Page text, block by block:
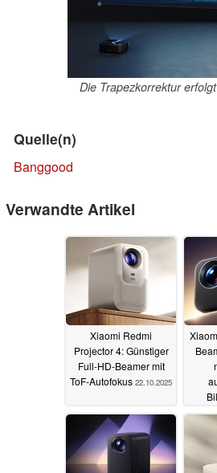
Die Trapezkorrektur
Quelle(n)
Banggood
Verwandte Artikel
Xiaomi Redmi
Projector 4: Günstiger
Full-HD-Beamer mit
ToF-Autofokus 22.10.2025